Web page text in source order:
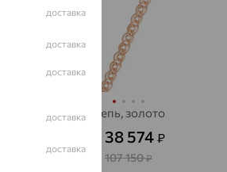
Цепь, золото
38 574₽
107 150₽
доставка
доставка
доставка
доставка
доставка